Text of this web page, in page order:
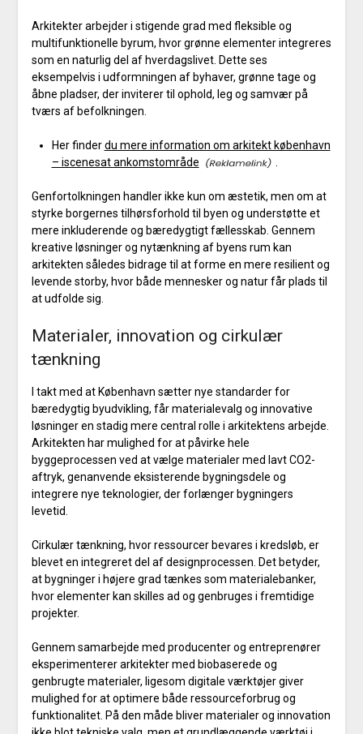
Arkitekter arbejder i stigende grad med fleksible og
multifunktionelle byrum, hvor grønne elementer integreres
som en naturlig del af hverdagslivet. Dette ses
eksempelvis i udformningen af byhaver, grønne tage og
åbne pladser, der inviterer til ophold, leg og samvær på
tværs af befolkningen.
Her finderdu mere information om arkitekt københavn
– iscenesat ankomstområde
Genfortolkningen handler ikke kun om æstetik, men om at
styrke borgernes tilhørsforhold til byen og understøtte et
mere inkluderende og bæredygtigt fællesskab. Gennem
kreative løsninger og nytænkning af byens rum kan
arkitekten således bidrage til at forme en mere resilient og
levende storby, hvor både mennesker og natur får plads til
at udfolde sig.
Materialer, innovation og cirkulær
tænkning
I takt med at København sætter nye standarder for
bæredygtig byudvikling, får materialevalg og innovative
løsninger en stadig mere central rolle i arkitektens arbejde.
Arkitekten har mulighed for at påvirke hele
byggeprocessen ved at vælge materialer med lavt CO2-
aftryk, genanvende eksisterende bygningsdele og
integrere nye teknologier, der forlænger bygningers
levetid.
Cirkulær tænkning, hvor ressourcer bevares i kredsløb, er
blevet en integreret del af designprocessen. Det betyder,
at bygninger i højere grad tænkes som materialebanker,
hvor elementer kan skilles ad og genbruges i fremtidige
projekter.
Gennem samarbejde med producenter og entreprenører
eksperimenterer arkitekter med biobaserede og
genbrugte materialer, ligesom digitale værktøjer giver
mulighed for at optimere både ressourceforbrug og
funktionalitet. På den måde bliver materialer og innovation